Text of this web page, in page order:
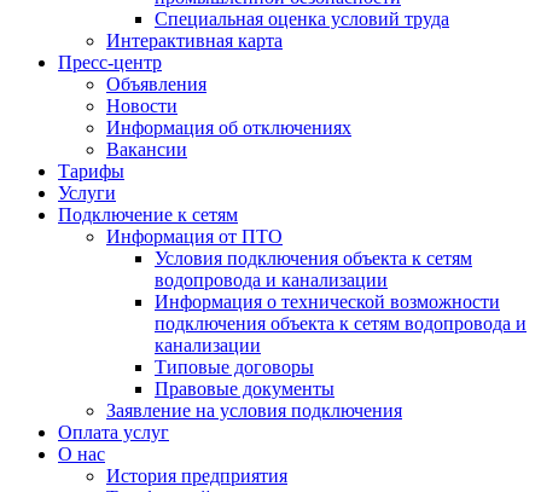
Специальная оценка условий труда
Интерактивная карта
Пресс-центр
Объявления
Новости
Информация об отключениях
Вакансии
Тарифы
Услуги
Подключение к сетям
Информация от ПТО
Условия подключения объекта к сетям
водопровода и канализации
Информация о технической возможности
подключения объекта к сетям водопровода и
канализации
Типовые договоры
Правовые документы
Заявление на условия подключения
Оплата услуг
О нас
История предприятия